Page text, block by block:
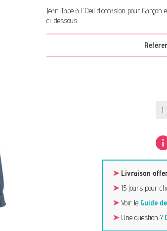
Jean Tape à l'Oeil d’occasion pour
ci-dessous.
➤ Livraison
➤15 jours pour
➤Voir le Guide
➤Une question ?